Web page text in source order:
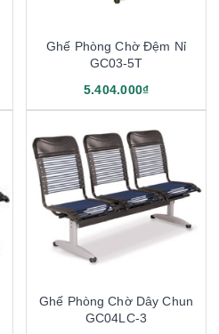
Ghế Phòng Chờ Đệm Nỉ
GC03-5T
5.404.000₫
Ghế Phòng Chờ Dây Chun
GC04LC-3